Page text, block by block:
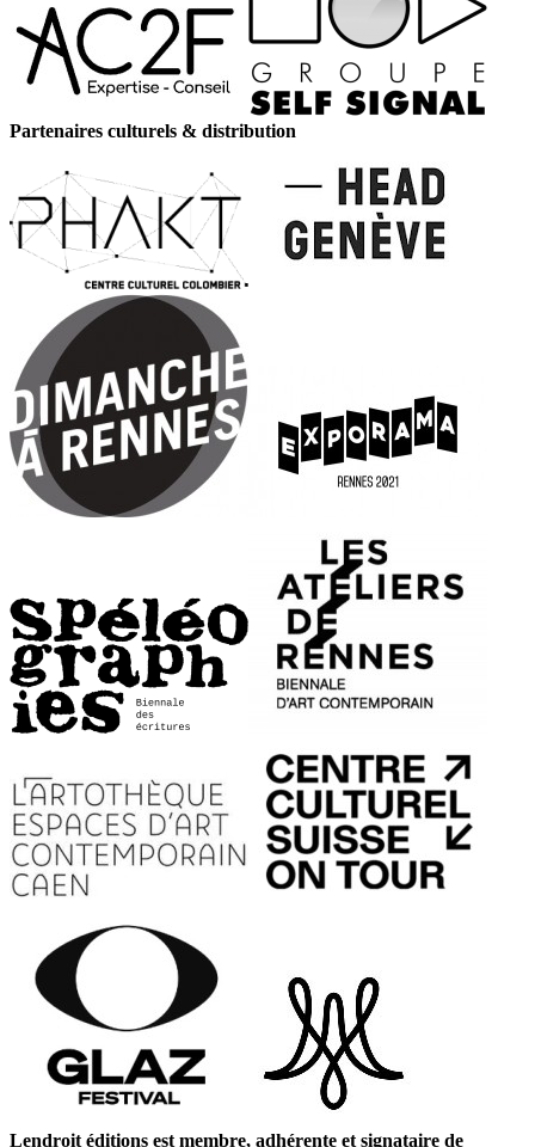
Partenaires culturels & distribution
Lendroit éditions est membre, adhérente et signataire de